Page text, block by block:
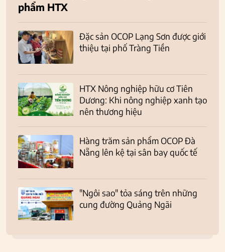
phẩm HTX
Đặc sản OCOP Lạng Sơn được giới
thiệu tại phố Tràng Tiền
HTX Nông nghiệp hữu cơ Tiên
Dương: Khi nông nghiệp xanh tạo
nên thương hiệu
Hàng trăm sản phẩm OCOP Đà
Nẵng lên kệ tại sân bay quốc tế
"Ngôi sao" tỏa sáng trên những
cung đường Quảng Ngãi